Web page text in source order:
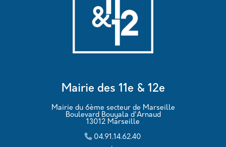
Mairie des 11e & 12e
Mairie du 6ème secteur de Marseille
Boulevard Bouyala d'Arnaud
13012 Marseille
04.91.14.62.40